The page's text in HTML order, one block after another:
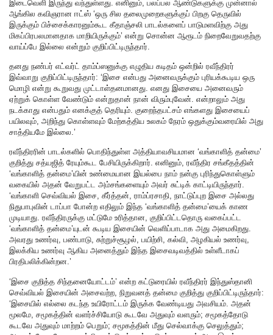
இடைவெளி இருந்து வந்துள்ளது. எனினும், பலப்பல ஆண்டுகளுக்கு முன்னால்
ஆங்கில கவிஞரான ஈட்ஸ் ‘ஒரு சில தலைமுறைகளுக்குப் பிறகு தெருவில்
இருக்கும் பிச்சைக்காரனும்கூட கீதாஞ்சலி பாடல்களைப் பாடுமளவிற்கு அது
மிகப்பிரபலமானதாக மாறியிருக்கும்’ என்று சொன்ன ஆரூடம் நிறைவேறுவதற்கு
வாய்ப்பே இல்லை என்றும் குறிப்பிட்டிருந்தார்.
தனது நண்பர் எட்வர்ட் தாம்ப்ஸனுக்கு எழுதிய கடிதம் ஒன்றில் ரவீந்திரர்
இவ்வாறு குறிப்பிட்டிருந்தார்: ‘இசை என்பது அனைவருக்கும் புரியக்கூடிய ஒரு
மொழி என்று கூறுவது முட்டாள்தனமானது. எனது இசையை அனைவரும்
ஏற்றுக் கொள்ள வேண்டும் என்றுதான் நான் விரும்புவேன். என்றாலும் அது
நடக்காது என்பதும் எனக்குத் தெரியும். குறைந்தபட்சம் எங்களது இசையைப்
பயிலவும், அறிந்து கொள்ளவும் மேற்கத்திய உலகம் நேரம் ஒதுக்கும்வரையில் அது
சாத்தியமே இல்லை.’
ரவீந்திரரின் பாடல்களில் பொதிந்துள்ள அத்தியாவசியமான ‘வங்காளித் தன்மை’
குறித்து சத்யஜித் ரேயும்கூட பேசியிருக்கிறார். எனினும், ரவீந்திர சங்கீதத்தின்
‘வங்காளித் தன்மை’யின் உண்மையான இயல்பை நாம் நன்கு புரிந்துகொள்ளும்
வகையில் அதன் வேறுபட்ட அம்சங்களையும் அவர் சுட்டிக் காட்டியிருந்தார்.
‘வங்காளி செவ்வியல் இசை, கீர்த்தன், ராம்ப்ரசாதி, நாட்டுப்புற இசை அல்லது
நிதுபாபுவின் டாப்பா போன்ற எதிலும் இந்த ‘வங்காளித் தன்மை’யைக் காண
முடியாது. ரவீந்திரருக்கு மட்டுமே உரித்தான, குறிப்பிட்டதொரு வகைப்பட்ட
‘வங்காளித் தன்மை’யுடன் கூடிய இசையின் வெளிப்பாடாக அது அமைகிறது.
அவரது உணர்வு, பண்பாடு, சுற்றுச்சூழல், பயிற்சி, கல்வி, அழகியல் உணர்வு,
இலக்கிய உணர்வு ஆகிய அனைத்தும் இந்த இசைவடிவத்தில் உள்ளீடாகப்
பிரதிபலிக்கின்றன.’
‘இசை குறித்த சிந்தனையோட்டம்’ என்ற கட்டுரையில் ரவீந்திரர் இந்துஸ்தானி
செவ்வியல் இசையின் அசைவற்ற, நிறுவனத் தன்மை குறித்து குறிப்பிட்டிருந்தார்:
‘இசையில் எல்லை கடந்த உயிரோட்டம் இருக்க வேண்டியது அவசியம். அதன்
மூலமே, சமூகத்தின் வளர்ச்சியோடு கூடவே அதுவும் வளரும்; சமூகத்தோடு
கூடவே அதுவும் மாற்றம் பெறும்; சமூகத்தின் மீது செல்வாக்கு செலுத்தும்;